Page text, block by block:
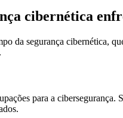
cibernética
da segurança cibernética,
para a